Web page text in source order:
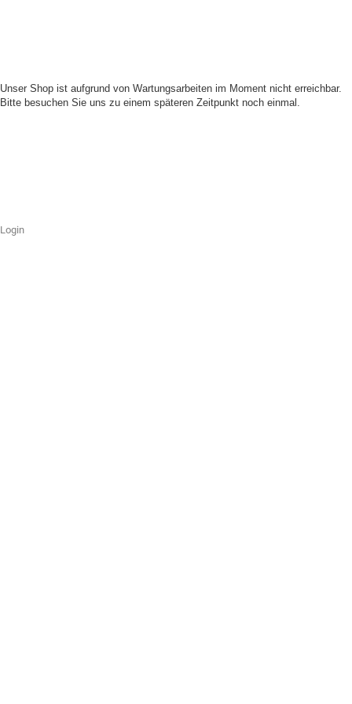
Unser Shop ist aufgrund von Wartungsarbeiten im Moment nicht erreichbar.
Bitte besuchen Sie uns zu einem späteren Zeitpunkt noch einmal.
Login